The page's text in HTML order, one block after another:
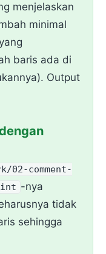
menjelaskan
minimal
baris ada di
Output
02-comment-
-nya
tidak
sehingga